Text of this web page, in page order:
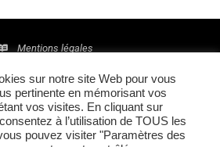
Mentions légales
de confidentialité
et mis à jour parTI(E)GER
sur notre site Web pour vous
pertinente en mémorisant vos
vos visites. En cliquant sur
à l’utilisation de TOUS les
pouvez visiter "Paramètres des